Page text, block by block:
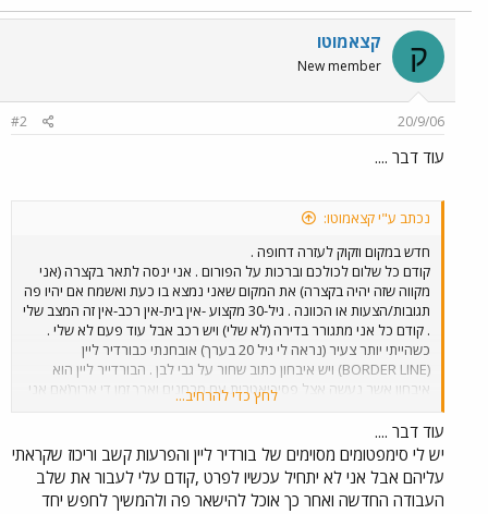
ק קצאמוטו
New member
20/9/06
#2
עוד דבר ....
נכתב ע"י קצאמוטו:
חדש במקום וזקוק לעזרה דחופה .
קודם כל שלום לכולכם וברכות על הפורום . אני ינסה לתאר בקצרה (אני
מקווה שזה יהיה בקצרה) את המקום שאני נמצא בו כעת ואשמח אם יהיו פה
תגובות/הצעות או הכוונה . גיל-30 מקצוע -אין בית-אין רכב-אין זה המצב שלי
. קודם כל אני מתגורר בדירה (לא שלי) ויש רכב אבל עוד פעם לא שלי .
כשהייתי יותר צעיר (נראה לי גיל 20 בערך) אובחנתי כבורדיר ליין
(BORDER LINE) ויש איבחון כתוב שחור על גבי לבן . הבורדייר ליין הוא
איבחון אשר נעשה אצל פסיכיאטרית עם מבחנים וארך זמן די ארוך(אם אני
זוכר נכון) יותר מאוחר "הובחנתי" עם הפרעות חרדה אבל ללא איבחון של
טסטים וכאלה כמו הבורדייר ליין אלא משיחות נראה לי . התחלתי
להשתמש בסרוקסט ועד היון אני משתמש אבל ללא השגחת רופא ומזמן לא
הייתי אצל פסיכיאטר. רוב חיי היו עם טיפול פסיכולוגי אך מעל שנה ,מאז
שיצאתי ל"עצמאות" (אני עדיין לא עצמאי בכל כך המון דברים) יש לי
תשלומים אחרים לשלם ואין לי כסף לפסיכולוג . לפני שנה וחצי הלכתי
לחץ כדי להרחיב...
עוד דבר ....
יש לי סימפטומים מסוימים של בורדיר ליין והפרעות קשב וריכוז שקראתי
עליהם אבל אני לא יתחיל עכשיו לפרט ,קודם עלי לעבור את שלב
העבודה החדשה ואחר כך אוכל להישאר פה ולהמשיך לחפש יחד